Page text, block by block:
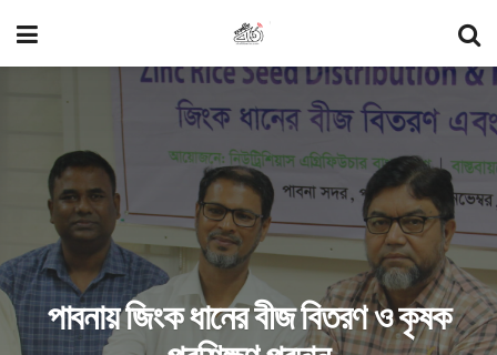
পাবনায় জিংক ধানের বীজ বিতরণ ও কৃষক